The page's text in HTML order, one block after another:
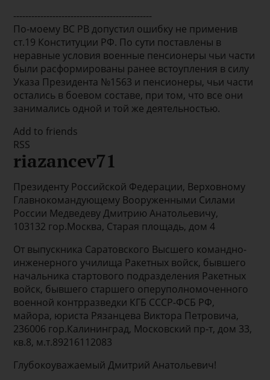
----------------------------------------------
По-моему ВС РВ допустил ошибку не применив
ст.19 Конституции РФ. По сути поставлены в
неравные условия военные пенсионеры чьи части
были расформированы ранее встоупления в силу
Указа Президента №1563 и пенсионеры, чьи части
остались в боевом составе, при том, что все они
занимались одной и той же деятельностью.
Add to friends
RSS
riazancev71
Президенту Российской Федерации, Верховному
Главнокомандующему Вооруженными Силами
России Медведеву Дмитрию Анатольевичу,
103132 гор.Москва, Старая площадь, дом 4
От выпускника Саратовского Высшего командно-
инженерного училища Ракетных войск, бывшего
начальника стартового подразделения Ракетных
войск, бывшего старшего оперуполномоченного
военной контрразведки КГБ СССР-ФСБ РФ,
майора, юриста Рязанцева Виктора Петровича,
236006 гор.Калининград, Московский пр-т, дом 33,
кв.8, м.т.89216112083
Глубокоуважаемый Дмитрий Анатольевич!